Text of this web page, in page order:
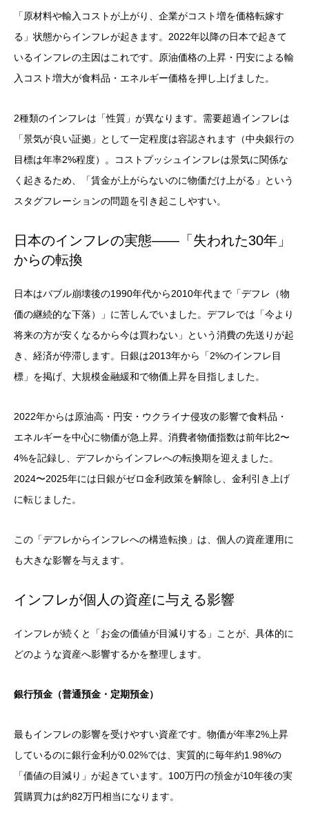
「原材料や輸入コストが上がり、企業がコスト増を価格転嫁す
る」状態からインフレが起きます。2022年以降の日本で起きて
いるインフレの主因はこれです。原油価格の上昇・円安による輸
入コスト増大が食料品・エネルギー価格を押し上げました。
2種類のインフレは「性質」が異なります。需要超過インフレは
「景気が良い証拠」として一定程度は容認されます（中央銀行の
目標は年率2%程度）。コストプッシュインフレは景気に関係な
く起きるため、「賃金が上がらないのに物価だけ上がる」という
スタグフレーションの問題を引き起こしやすい。
日本のインフレの実態——「失われた30年」
からの転換
日本はバブル崩壊後の1990年代から2010年代まで「デフレ（物
価の継続的な下落）」に苦しんでいました。デフレでは「今より
将来の方が安くなるから今は買わない」という消費の先送りが起
き、経済が停滞します。日銀は2013年から「2%のインフレ目
標」を掲げ、大規模金融緩和で物価上昇を目指しました。
2022年からは原油高・円安・ウクライナ侵攻の影響で食料品・
エネルギーを中心に物価が急上昇。消費者物価指数は前年比2〜
4%を記録し、デフレからインフレへの転換期を迎えました。
2024〜2025年には日銀がゼロ金利政策を解除し、金利引き上げ
に転じました。
この「デフレからインフレへの構造転換」は、個人の資産運用に
も大きな影響を与えます。
インフレが個人の資産に与える影響
インフレが続くと「お金の価値が目減りする」ことが、具体的に
どのような資産へ影響するかを整理します。
銀行預金（普通預金・定期預金）
最もインフレの影響を受けやすい資産です。物価が年率2%上昇
しているのに銀行金利が0.02%では、実質的に毎年約1.98%の
「価値の目減り」が起きています。100万円の預金が10年後の実
質購買力は約82万円相当になります。